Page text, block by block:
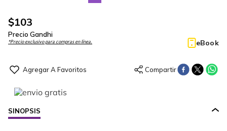
$103
Precio Gandhi
*Precio exclusivo para compras en línea. eBook
SINOPSIS